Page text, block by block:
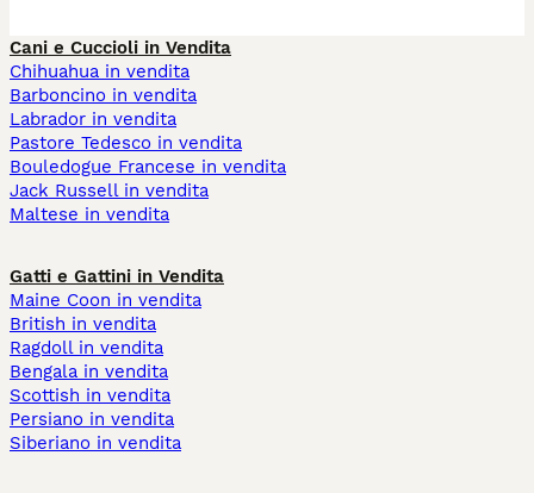
Cani e Cuccioli in Vendita
Chihuahua in vendita
Barboncino in vendita
Labrador in vendita
Pastore Tedesco in vendita
Bouledogue Francese in vendita
Jack Russell in vendita
Maltese in vendita
Gatti e Gattini in Vendita
Maine Coon in vendita
British in vendita
Ragdoll in vendita
Bengala in vendita
Scottish in vendita
Persiano in vendita
Siberiano in vendita